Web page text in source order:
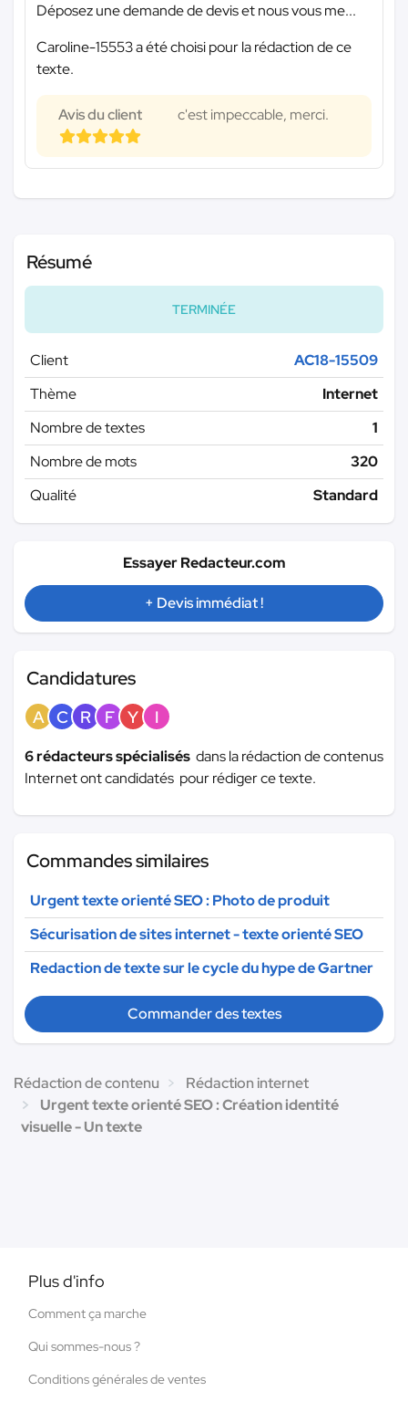
Déposez une demande de devis et nous vous me...
Caroline-15553 a été choisi pour la rédaction de ce
texte.
Avis du client c'est impeccable, merci.
Résumé
TERMINÉE
Client
AC18-15509
Thème
Internet
Nombre de textes
1
Nombre de mots
320
Qualité
Standard
Essayer Redacteur.com
+ Devis immédiat !
Candidatures
A C R F Y I
6 rédacteurs spécialisés dans la rédaction de contenus
Internet ont candidatés pour rédiger ce texte.
Commandes similaires
Urgent texte orienté SEO : Photo de produit
Sécurisation de sites internet - texte orienté SEO
Redaction de texte sur le cycle du hype de Gartner
Commander des textes
Rédaction de contenu
Rédaction internet
Urgent texte orienté SEO : Création identité
visuelle - Un texte
Plus d'info
Comment ça marche
Qui sommes-nous ?
Conditions générales de ventes